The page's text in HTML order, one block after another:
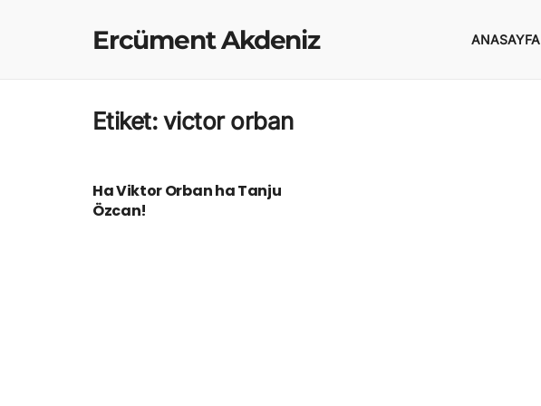
Ercüment Akdeniz ANASAYFA
Etiket:victor orban
Ha Viktor Orban ha Tanju
Özcan!